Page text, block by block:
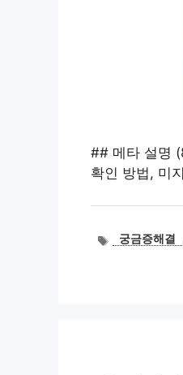
## 메타 설명
확인 방법, 미
태궁금증해결